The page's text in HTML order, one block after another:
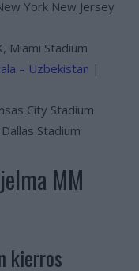
York New Jersey
Miami Stadium
– Uzbekistan |
City Stadium
Stadium
MM
kierros